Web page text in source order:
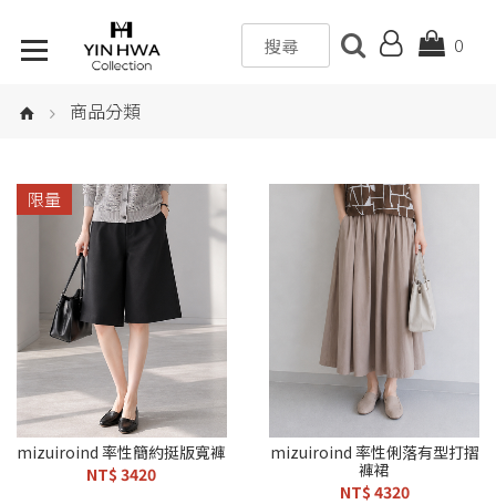
0
商品分類
限量
mizuiroind 率性簡約挺版寬褲
NT$ 3420
mizuiroind 率性俐落有型打摺
褲裙
NT$ 4320